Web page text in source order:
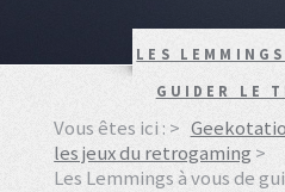
LES
GUIDER LE
Vous êtes ici :
les jeux du retrogaming
Les Lemmings à vous de